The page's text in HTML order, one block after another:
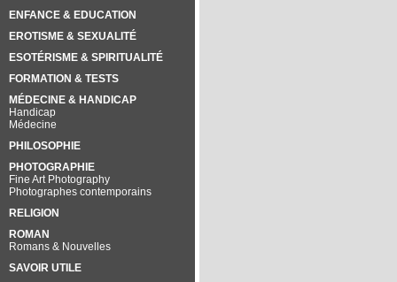
ENFANCE & EDUCATION
EROTISME & SEXUALITÉ
ESOTÉRISME & SPIRITUALITÉ
FORMATION & TESTS
MÉDECINE & HANDICAP
Handicap
Médecine
PHILOSOPHIE
PHOTOGRAPHIE
Fine Art Photography
Photographes contemporains
RELIGION
ROMAN
Romans & Nouvelles
SAVOIR UTILE